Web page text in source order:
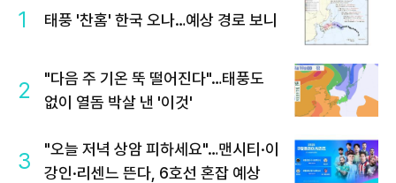
1 태풍 '찬홈' 한국 오나…예상 경로 보니
2
"다음 주 기온 뚝 떨어진다"…태풍도
없이 열돔 박살 낸 '이것'
3
"오늘 저녁 상암 피하세요"…맨시티·이
강인·리센느 뜬다, 6호선 혼잡 예상